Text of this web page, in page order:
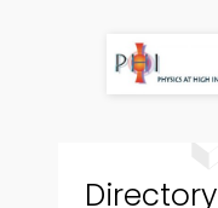
Directory